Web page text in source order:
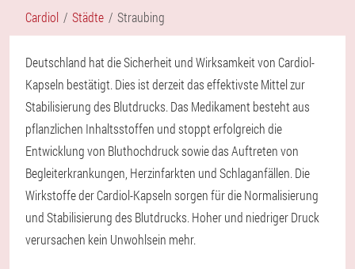
Cardiol Städte Straubing
Deutschland hat die Sicherheit und Wirksamkeit von Cardiol-
Kapseln bestätigt. Dies ist derzeit das effektivste Mittel zur
Stabilisierung des Blutdrucks. Das Medikament besteht aus
pflanzlichen Inhaltsstoffen und stoppt erfolgreich die
Entwicklung von Bluthochdruck sowie das Auftreten von
Begleiterkrankungen, Herzinfarkten und Schlaganfällen. Die
Wirkstoffe der Cardiol-Kapseln sorgen für die Normalisierung
und Stabilisierung des Blutdrucks. Hoher und niedriger Druck
verursachen kein Unwohlsein mehr.